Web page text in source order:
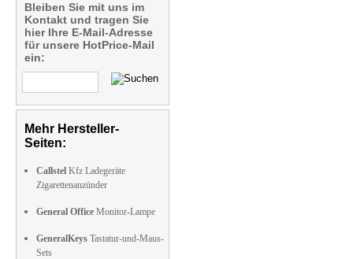
Bleiben Sie mit uns im
Kontakt und tragen Sie
hier Ihre E-Mail-Adresse
für unsere HotPrice-Mail
ein:
Mehr Hersteller-
Seiten:
Callstel Kfz Ladegeräte
Zigarettenanzünder
General Office Monitor-Lampe
GeneralKeys Tastatur-und-Maus-
Sets